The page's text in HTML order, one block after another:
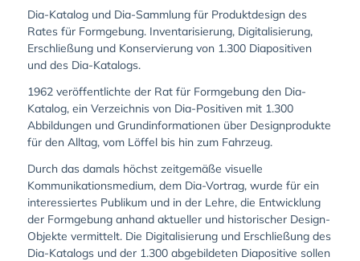
Dia-Katalog und Dia-Sammlung für Produktdesign des
Rates für Formgebung. Inventarisierung, Digitalisierung,
Erschließung und Konservierung von 1.300 Diapositiven
und des Dia-Katalogs.
1962 veröffentlichte der Rat für Formgebung den Dia-
Katalog, ein Verzeichnis von Dia-Positiven mit 1.300
Abbildungen und Grundinformationen über Designprodukte
für den Alltag, vom Löffel bis hin zum Fahrzeug.
Durch das damals höchst zeitgemäße visuelle
Kommunikationsmedium, dem Dia-Vortrag, wurde für ein
interessiertes Publikum und in der Lehre, die Entwicklung
der Formgebung anhand aktueller und historischer Design-
Objekte vermittelt. Die Digitalisierung und Erschließung des
Dia-Katalogs und der 1.300 abgebildeten Diapositive sollen